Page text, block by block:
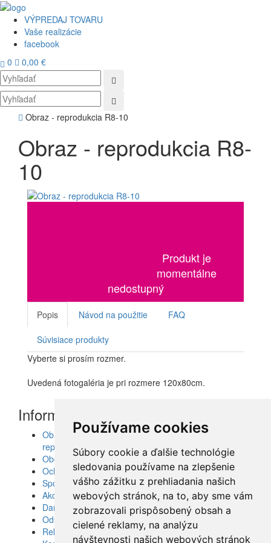
Používame cookies
Súbory cookie a ďalšie technológie
sledovania používame na zlepšenie
vášho zážitku z prehliadania našich
webových stránok, na to, aby sme vám
zobrazovali prispôsobený obsah a
cielené reklamy, na analýzu
návštevnosti našich webových stránok
VÝPREDAJ TOVARU
Vaše realizácie
facebook
0 0,00 €
Obraz - reprodukcia R8-10
Obraz - reprodukcia R8-
10
Produkt je
momentálne
nedostupný
Popis Návod na použitie FAQ
Súvisiace produkty
Vyberte si prosím rozmer.
Uvedená fotogaléria je pri rozmere 120x80cm.
Informácie
Obrazy, nálepky, fototapety, šablóny, dekorácie,
reprodukcie
Obchodné podmienky
Ochrana osobných údajov
Spolupráca
Akcie a Doručenie
Darčekové poukážky
Odstúpenie od zmluvy - vrátenie tovaru
Reklamácia tovaru